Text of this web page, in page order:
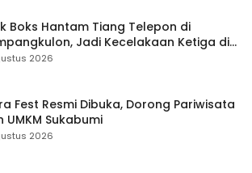
Boks Hantam Tiang Telepon di
Jadi Kecelakaan Ketiga di
yang Sama
2026
Fest Resmi Dibuka, Dorong Pariwisata
UMKM Sukabumi
2026